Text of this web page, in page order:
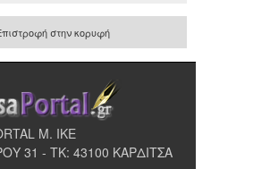
στην κορυφή
Μ. ΙΚΕ
31 - ΤΚ: 43100 ΚΑΡΔΙΤΣΑ